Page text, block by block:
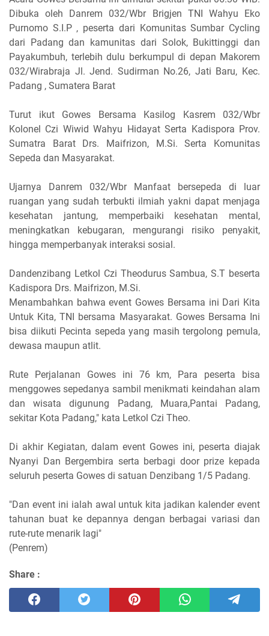
Dibuka oleh Danrem 032/Wbr Brigjen TNI Wahyu Eko
Purnomo S.I.P , peserta dari Komunitas Sumbar Cycling
dari Padang dan kamunitas dari Solok, Bukittinggi dan
Payakumbuh, terlebih dulu berkumpul di depan Makorem
032/Wirabraja Jl. Jend. Sudirman No.26, Jati Baru, Kec.
Padang , Sumatera Barat
Turut ikut Gowes Bersama Kasilog Kasrem 032/Wbr
Kolonel Czi Wiwid Wahyu Hidayat Serta Kadispora Prov.
Sumatra Barat Drs. Maifrizon, M.Si. Serta Komunitas
Sepeda dan Masyarakat.
Ujarnya Danrem 032/Wbr Manfaat bersepeda di luar
ruangan yang sudah terbukti ilmiah yakni dapat menjaga
kesehatan jantung, memperbaiki kesehatan mental,
meningkatkan kebugaran, mengurangi risiko penyakit,
hingga memperbanyak interaksi sosial.
Dandenzibang Letkol Czi Theodurus Sambua, S.T beserta
Kadispora Drs. Maifrizon, M.Si.
Menambahkan bahwa event Gowes Bersama ini Dari Kita
Untuk Kita, TNI bersama Masyarakat. Gowes Bersama Ini
bisa diikuti Pecinta sepeda yang masih tergolong pemula,
dewasa maupun atlit.
Rute Perjalanan Gowes ini 76 km, Para peserta bisa
menggowes sepedanya sambil menikmati keindahan alam
dan wisata digunung Padang, Muara,Pantai Padang,
sekitar Kota Padang," kata Letkol Czi Theo.
Di akhir Kegiatan, dalam event Gowes ini, peserta diajak
Nyanyi Dan Bergembira serta berbagi door prize kepada
seluruh peserta Gowes di satuan Denzibang 1/5 Padang.
"Dan event ini ialah awal untuk kita jadikan kalender event
tahunan buat ke depannya dengan berbagai variasi dan
rute-rute menarik lagi"
(Penrem)
Share :